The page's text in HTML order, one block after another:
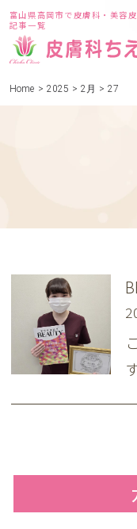
富山県高岡市で皮膚科・美容
記事一覧
Home > 2025 > 2月 > 27